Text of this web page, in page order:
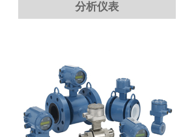
分析仪表